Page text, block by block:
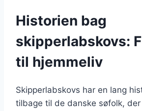
Historien bag
skipperlabskovs:
til hjemmeliv
Skipperlabskovs har en lang
tilbage til de danske søfolk,